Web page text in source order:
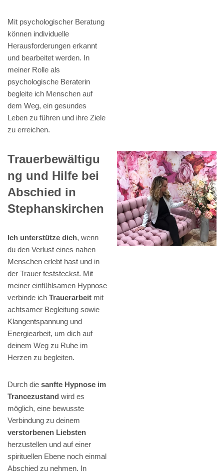
Mit psychologischer Beratung
können individuelle
Herausforderungen erkannt
und bearbeitet werden. In
meiner Rolle als
psychologische Beraterin
begleite ich Menschen auf
dem Weg, ein gesundes
Leben zu führen und ihre Ziele
zu erreichen.
Trauerbewältigu
ng und Hilfe bei
Abschied in
Stephanskirchen
Ich unterstütze dich, wenn
du den Verlust eines nahen
Menschen erlebt hast und in
der Trauer feststeckst. Mit
meiner einfühlsamen Hypnose
verbinde ich Trauerarbeit mit
achtsamer Begleitung sowie
Klangentspannung und
Energiearbeit, um dich auf
deinem Weg zu Ruhe im
Herzen zu begleiten.
Durch die sanfte Hypnose im
Trancezustand wird es
möglich, eine bewusste
Verbindung zu deinem
verstorbenen Liebsten
herzustellen und auf einer
spirituellen Ebene noch einmal
Abschied zu nehmen. In